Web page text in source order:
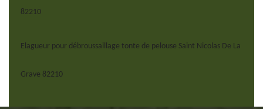
82210
Elagueur pour débroussaillage tonte de pelouse Saint Nicolas De La
Grave 82210